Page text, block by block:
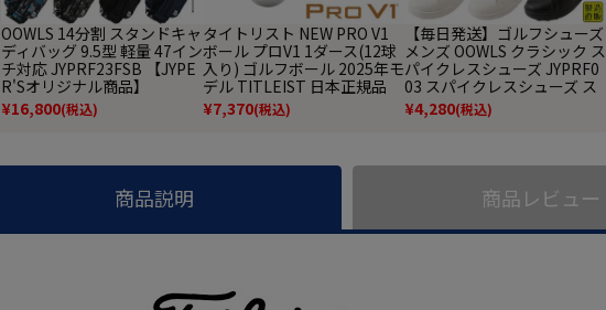
OOWLS 14分割 スタンドキャ
ディバッグ 9.5型 軽量 47イン
チ対応 JYPRF23FSB 【JYPE
R'Sオリジナル商品】
¥16,800(税込)
タイトリスト NEW PRO V1
ボール プロV1 1ダース(12球
入り) ゴルフボール 2025年モ
デル TITLEIST 日本正規品
¥7,370(税込)
【毎日発送】ゴルフシューズ
メンズ OOWLS クラシック ス
パイクレスシューズ JYPRF0
03 スパイクレスシューズ ス
パイクレス シューズ ジーパ
ーズ スニーカータイプ golf
¥4,280(税込)
商品説明 商品レビュー